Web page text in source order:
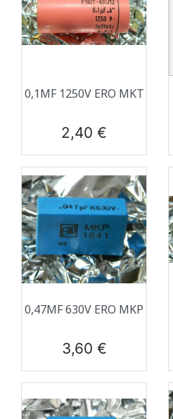
0,1ΜF 1250V ERO MKT
Prix
2,40 €
0,47ΜF 630V ERO MKP
Prix
3,60 €